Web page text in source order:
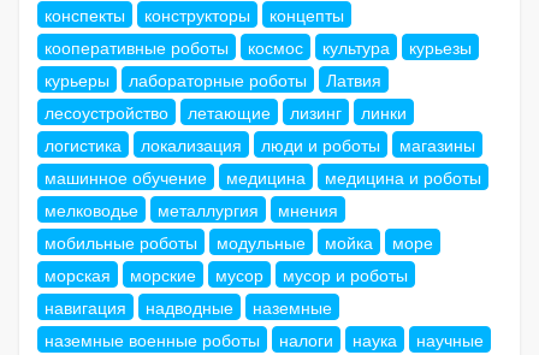
конспекты
конструкторы
концепты
кооперативные роботы
космос культура
курьезы
курьеры
лабораторные роботы
Латвия
лесоустройство
летающие лизинг
линки
логистика
локализация люди и роботы
магазины
машинное обучение
медицина
медицина и роботы
мелководье
металлургия
мнения
мобильные роботы
модульные мойка
море
морская
морские мусор
мусор и роботы
навигация
надводные
наземные
наземные военные роботы
налоги наука
научные